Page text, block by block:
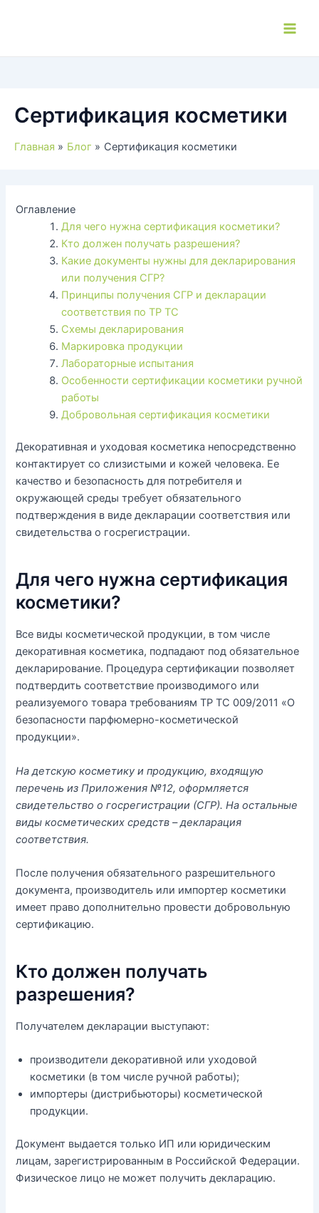
Сертификация косметики
Главная Блог Сертификация косметики
Оглавление
Для чего нужна сертификация косметики?
Кто должен получать разрешения?
Какие документы нужны для декларирования
или получения СГР?
Принципы получения СГР и декларации
соответствия по ТР ТС
Схемы декларирования
Маркировка продукции
Лабораторные испытания
Особенности сертификации косметики ручной
работы
Добровольная сертификация косметики
Декоративная и уходовая косметика непосредственно
контактирует со слизистыми и кожей человека. Ее
качество и безопасность для потребителя и
окружающей среды требует обязательного
подтверждения в виде декларации соответствия или
свидетельства о госрегистрации.
Для чего нужна сертификация
косметики?
Все виды косметической продукции, в том числе
декоративная косметика, подпадают под обязательное
декларирование. Процедура сертификации позволяет
подтвердить соответствие производимого или
реализуемого товара требованиям ТР ТС 009/2011 «О
безопасности парфюмерно-косметической
продукции».
На детскую косметику и продукцию, входящую
перечень из Приложения №12, оформляется
свидетельство о госрегистрации (СГР). На остальные
виды косметических средств – декларация
соответствия.
После получения обязательного разрешительного
документа, производитель или импортер косметики
имеет право дополнительно провести добровольную
сертификацию.
Кто должен получать
разрешения?
Получателем декларации выступают:
производители декоративной или уходовой
косметики (в том числе ручной работы);
импортеры (дистрибьюторы) косметической
продукции.
Документ выдается только ИП или юридическим
лицам, зарегистрированным в Российской Федерации.
Физическое лицо не может получить декларацию.